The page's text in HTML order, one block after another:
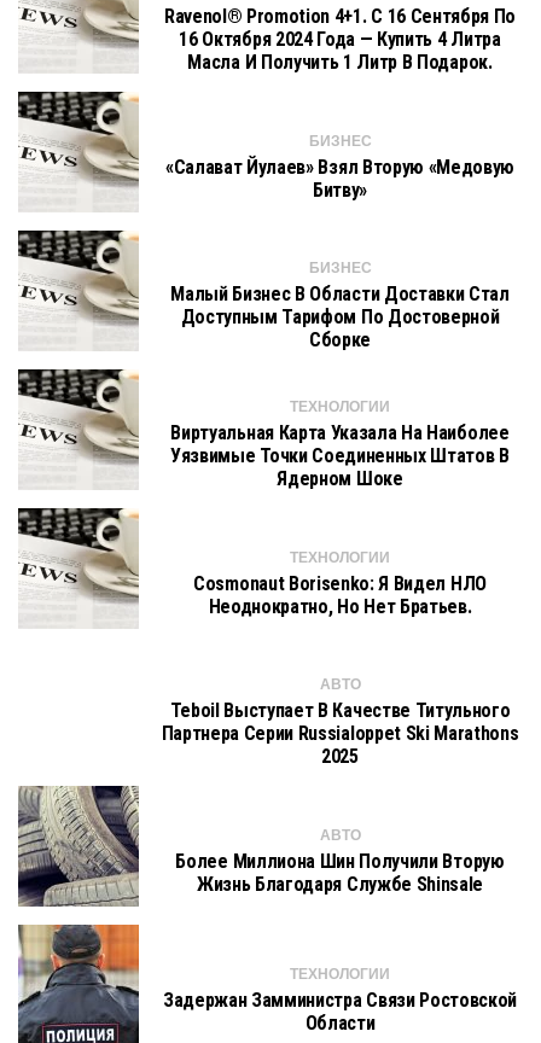
Ravenol® Promotion 4+1. С 16 Сентября По
16 Октября 2024 Года — Купить 4 Литра
Масла И Получить 1 Литр В Подарок.
БИЗНЕС
«Салават Йулаев» Взял Вторую «медовую
Битву»
БИЗНЕС
Малый Бизнес В Области Доставки Стал
Доступным Тарифом По Достоверной
Сборке
ТЕХНОЛОГИИ
Виртуальная Карта Указала На Наиболее
Уязвимые Точки Соединенных Штатов В
Ядерном Шоке
ТЕХНОЛОГИИ
Cosmonaut Borisenko: Я Видел НЛО
Неоднократно, Но Нет Братьев.
АВТО
Teboil Выступает В Качестве Титульного
Партнера Серии Russialoppet Ski Marathons
2025
АВТО
Более Миллиона Шин Получили Вторую
Жизнь Благодаря Службе Shinsale
ТЕХНОЛОГИИ
Задержан Замминистра Связи Ростовской
Области